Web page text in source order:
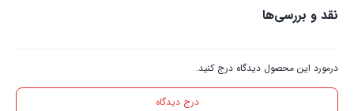
نقد و بررسی‌ها
درمورد این محصول دیدگاه درج کنید.
درج دیدگاه